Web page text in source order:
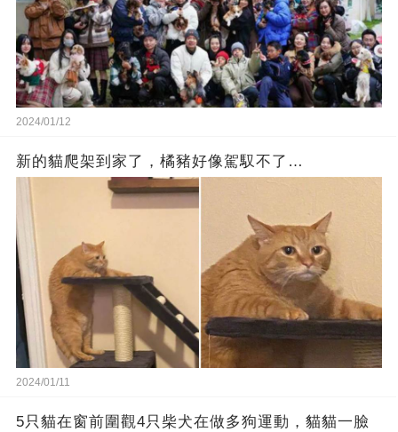
2024/01/12
新的貓爬架到家了，橘豬好像駕馭不了…
2024/01/11
5只貓在窗前圍觀4只柴犬在做多狗運動，貓貓一臉